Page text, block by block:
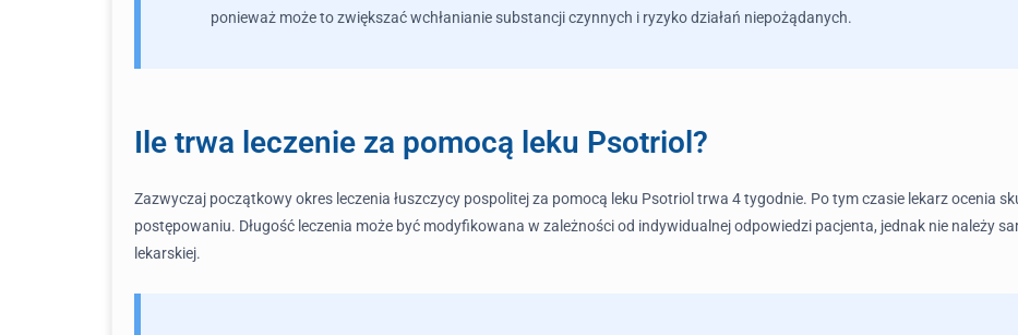
ponieważ może to zwiększać wchłanianie substancji czynnych i ryzyko działań niepożądanych.
Ile trwa leczenie za pomocą leku Psotriol?
Zazwyczaj początkowy okres leczenia łuszczycy pospolitej za pomocą leku Psotriol trwa 4 tygodnie. Po tym czasie lekarz ocenia
postępowaniu. Długość leczenia może być modyfikowana w zależności od indywidualnej odpowiedzi pacjenta, jednak nie należy
lekarskiej.